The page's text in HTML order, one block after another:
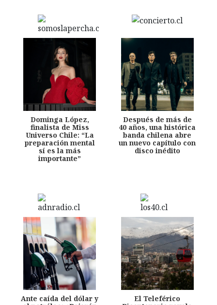
Dominga López,
finalista de Miss
Universo Chile: “La
preparación mental
sí es la más
importante”
Después de más de
40 años, una histórica
banda chilena abre
un nuevo capítulo con
disco inédito
Ante caída del dólar y
El Teleférico